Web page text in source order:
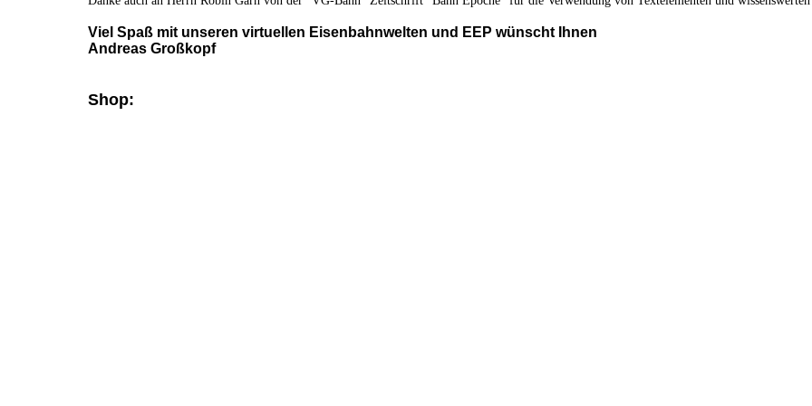
Viel Spaß mit unseren virtuellen Eisenbahnwelten und EEP wünscht Ihnen
Andreas Großkopf
Shop: